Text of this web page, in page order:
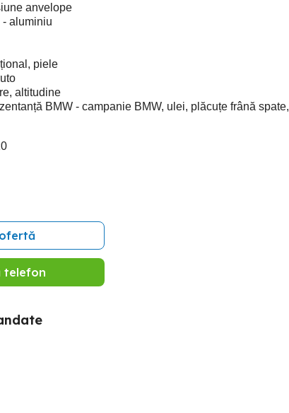
anvelope
aluminiu
piele
altitudine
BMW - campanie BMW, ulei, plăcuțe frână spate,
telefon